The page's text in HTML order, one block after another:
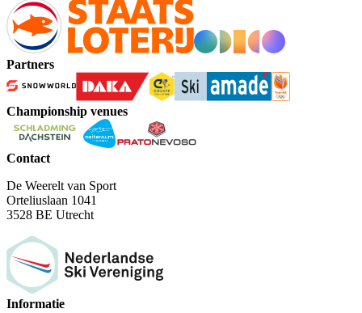
Partners
Championship venues
Contact
De Weerelt van Sport
Orteliuslaan 1041
3528 BE Utrecht
Informatie